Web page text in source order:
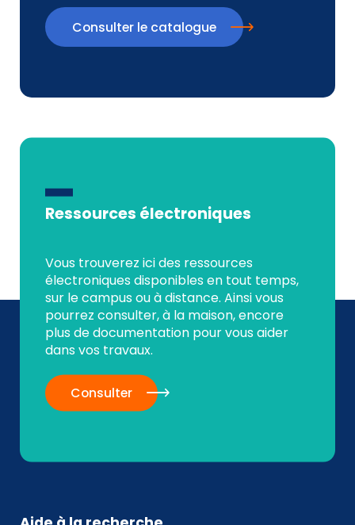
Consulter le catalogue
Ressources électroniques
Vous trouverez ici des ressources
électroniques disponibles en tout temps,
sur le campus ou à distance. Ainsi vous
pourrez consulter, à la maison, encore
plus de documentation pour vous aider
dans vos travaux.
Consulter